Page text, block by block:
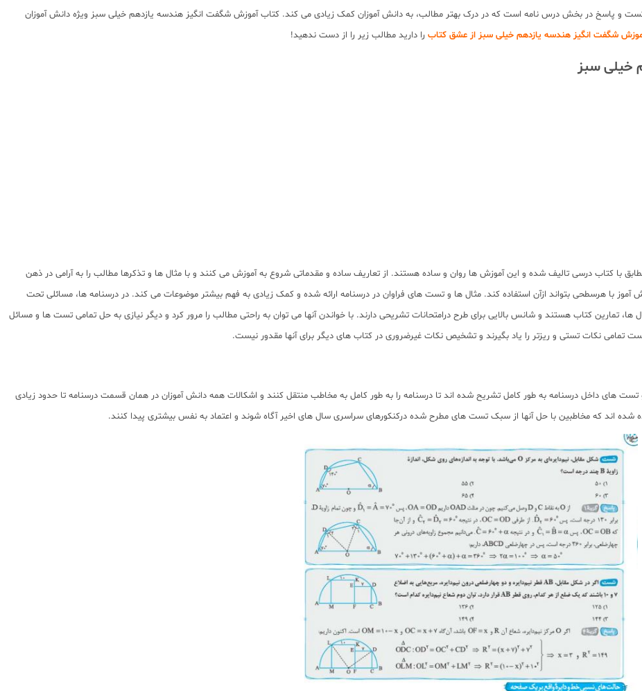
و پاسخ در بخش درس نامه است که در درک بهتر مطالب، به دانش آموزان کمک زیادی می کند. کتاب آموزش شگفت انگیز هندسه یازدهم خیلی سبز ویژه دانش آموزان
شگفت انگیز هندسه یازدهم خیلی سبز از عشق کتاب را دارید مطالب زیر را از دست ندهید!
خیلی سبز
با کتاب درسی تالیف شده و این آموزش ها روان و ساده هستند. از تعاریف ساده و مقدماتی شروع به آموزش می کنند و با مثال ها و تذکرها مطالب را به آرامی در ذهن
با هرسطحی بتواند ازآن استفاده کند. مثال ها و تست های فراوان در درسنامه ارائه شده و کمک زیادی به فهم بیشتر موضوعات می کند. در درسنامه ها، مسائلی تحت
کتاب هستند و شانس بالایی برای طرح درامتحانات تشریحی دارند. با خواندن آنها می توان به راحتی مطالب را مرور کرد و دیگر نیازی به حل تمامی تست ها و مسائل
نکات تستی و ریزتر را یاد بگیرند و تشخیص نکات غیرضروری در کتاب های دیگر برای آنها مقدور نیست.
های داخل درسنامه به طور کامل تشریح شده اند تا درسنامه را به طور کامل به مخاطب منتقل کنند و اشکالات همه دانش آموزان در همان قسمت درسنامه تا حدود زیادی
شده اند که مخاطبین با حل آنها از سبک تست های مطرح شده درکنکورهای سراسری سال های اخیر آگاه شوند و اعتماد به نفس بیشتری پیدا کنند.